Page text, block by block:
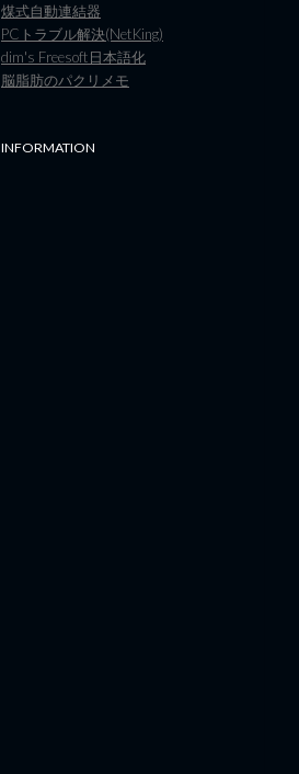
煤式自動連結器
PCトラブル解決(NetKing)
dim's Freesoft日本語化
脳脂肪のパクリメモ
INFORMATION